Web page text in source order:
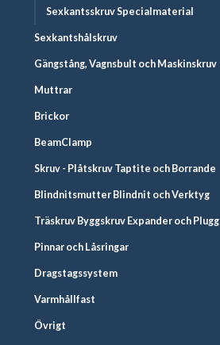
Sexkantsskruv Specialmaterial
Sexkantshålskruv
Gängstång, Vagnsbult och Maskinskruv
Muttrar
Brickor
BeamClamp
Skruv - Plåtskruv Taptite och Borrande
Blindnitsmutter Blindnit och Verktyg
Träskruv Byggskruv Expander och Plugg
Pinnar och Låsringar
Dragstagssystem
Varmhållfast
Övrigt